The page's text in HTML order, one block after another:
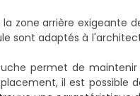
zone arrière exigeante
sont adaptés à
permet de
il est